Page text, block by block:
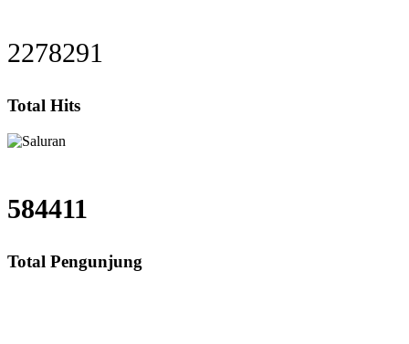
2278291
Total Hits
584411
Total Pengunjung